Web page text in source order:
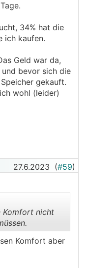
34% hat die
ich kaufen.
Geld war da,
bevor sich die
gekauft.
wohl (leider)
27.6.2023 (#59)
Komfort nicht
Komfort aber